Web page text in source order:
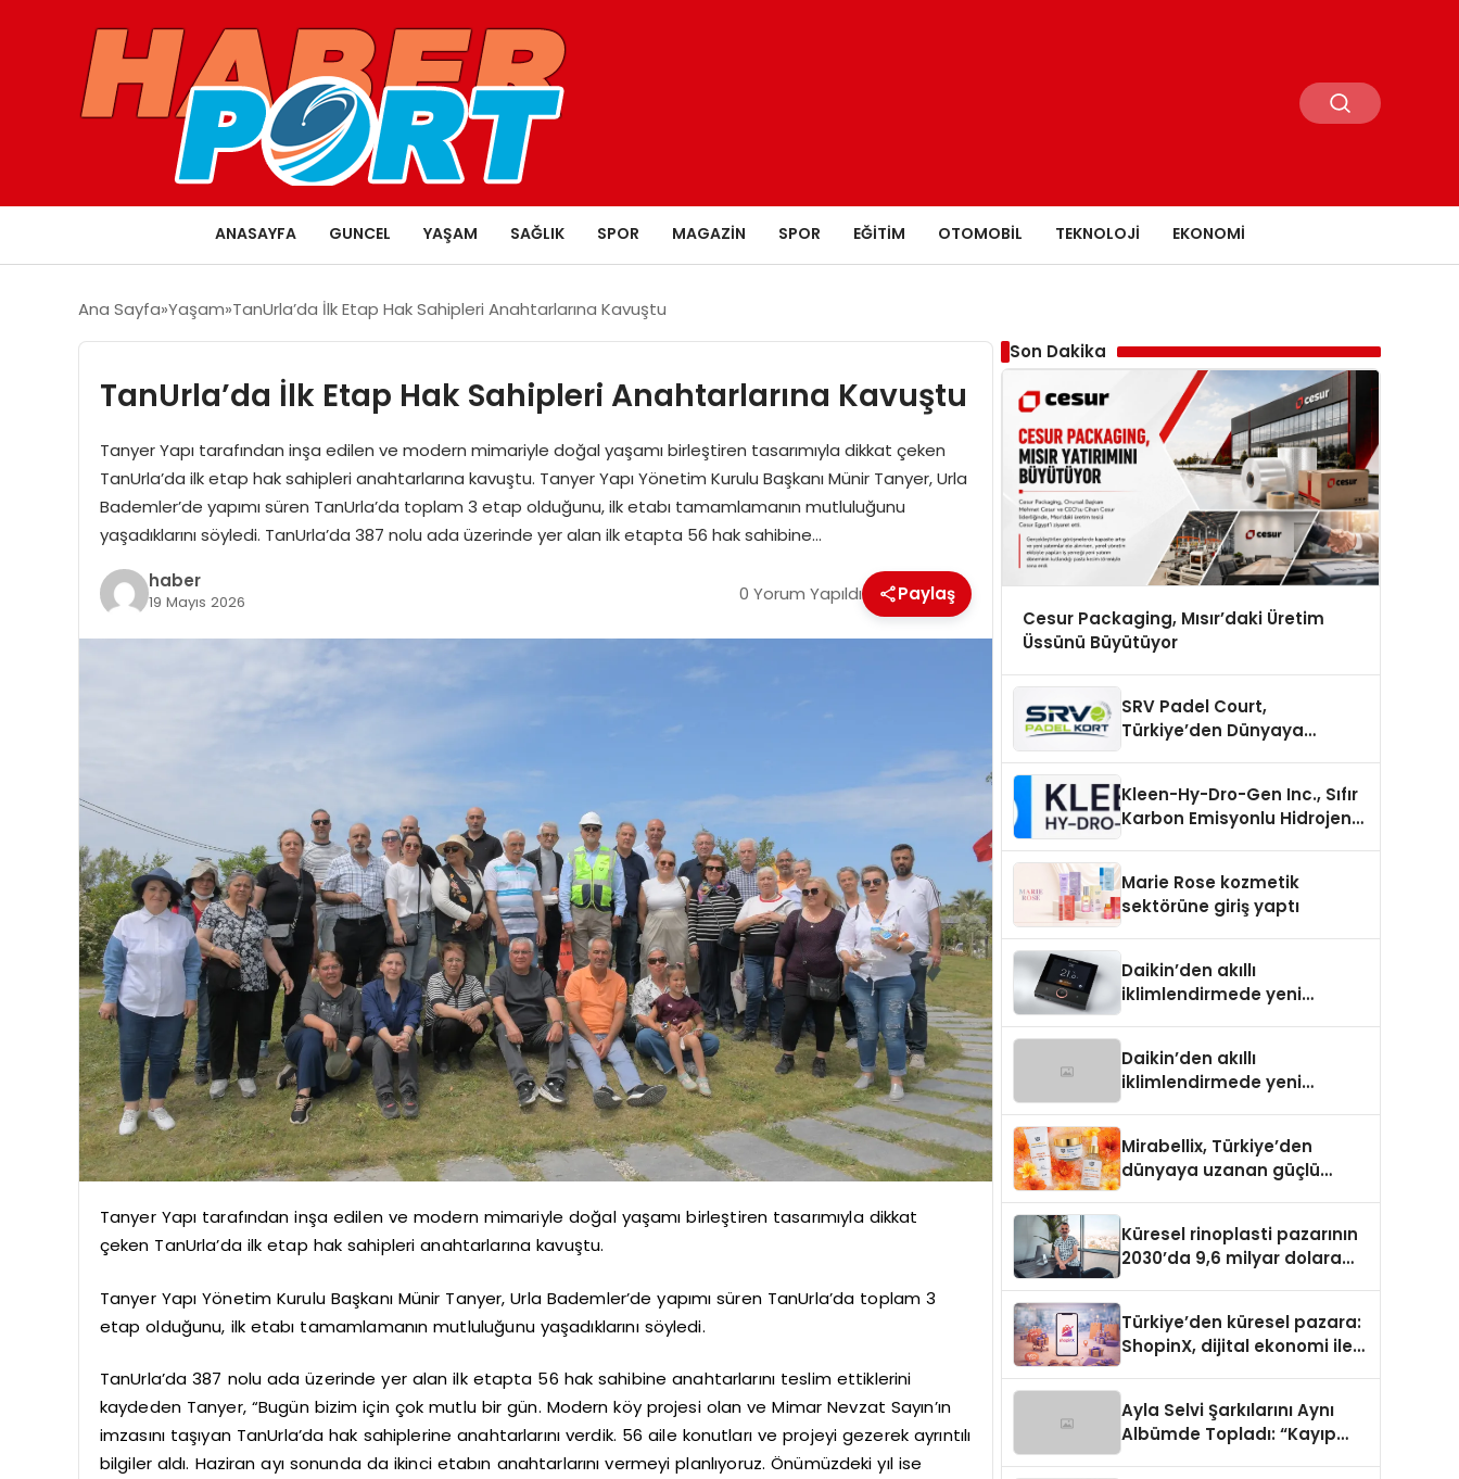
ANASAYFA GUNCEL YAŞAM SAĞLIK SPOR MAGAZIN SPOR EĞITIM OTOMOBIL TEKNOLOJI EKONOMI
Ana Sayfa Yaşam TanUrla’da İlk Etap Hak Sahipleri Anahtarlarına Kavuştu
TanUrla’da İlk Etap Hak Sahipleri Anahtarlarına Kavuştu
Tanyer Yapı tarafından inşa edilen ve modern mimariyle doğal yaşamı birleştiren tasarımıyla dikkat çeken
TanUrla’da ilk etap hak sahipleri anahtarlarına kavuştu. Tanyer Yapı Yönetim Kurulu Başkanı Münir Tanyer, Urla
Bademler’de yapımı süren TanUrla’da toplam 3 etap olduğunu, ilk etabı tamamlamanın mutluluğunu
yaşadıklarını söyledi. TanUrla’da 387 nolu ada üzerinde yer alan ilk etapta 56 hak sahibine…
haber
19 Mayıs 2026 0 Yorum Yapıldı Paylaş
Tanyer Yapı tarafından inşa edilen ve modern mimariyle doğal yaşamı birleştiren tasarımıyla dikkat
çeken TanUrla’da ilk etap hak sahipleri anahtarlarına kavuştu.
Tanyer Yapı Yönetim Kurulu Başkanı Münir Tanyer, Urla Bademler’de yapımı süren TanUrla’da toplam 3
etap olduğunu, ilk etabı tamamlamanın mutluluğunu yaşadıklarını söyledi.
TanUrla’da 387 nolu ada üzerinde yer alan ilk etapta 56 hak sahibine anahtarlarını teslim ettiklerini
kaydeden Tanyer, “Bugün bizim için çok mutlu bir gün. Modern köy projesi olan ve Mimar Nevzat Sayın’ın
imzasını taşıyan TanUrla’da hak sahiplerine anahtarlarını verdik. 56 aile konutları ve projeyi gezerek ayrıntılı
bilgiler aldı. Haziran ayı sonunda da ikinci etabın anahtarlarını vermeyi planlıyoruz. Önümüzdeki yıl ise
Son Dakika
Cesur Packaging, Mısır’daki Üretim
Üssünü Büyütüyor
SRV Padel Court,
Türkiye’den Dünyaya
Kleen-Hy-Dro-Gen Inc., Sıfır
Karbon Emisyonlu Hidrojen
Aldı
Marie Rose kozmetik
sektörüne giriş yaptı
Daikin’den akıllı
iklimlendirmede yeni
Daikin’den akıllı
iklimlendirmede yeni
Mirabellix, Türkiye’den
dünyaya uzanan güçlü
Küresel rinoplasti pazarının
2030’da 9,6 milyar dolara
Türkiye’den küresel pazara:
ShopinX, dijital ekonomi ile
Ayla Selvi Şarkılarını Aynı
Albümde Topladı: “Kayıp